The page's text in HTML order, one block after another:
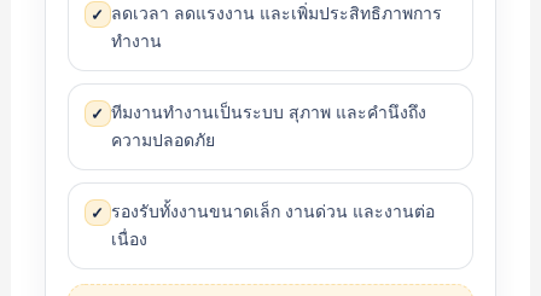
✓ ลดเวลา ลดแรงงาน และเพิ่มประสิทธิภาพการ
ทำงาน
✓ ทีมงานทำงานเป็นระบบ สุภาพ และคำนึงถึง
ความปลอดภัย
✓ รองรับทั้งงานขนาดเล็ก งานด่วน และงานต่อ
เนื่อง